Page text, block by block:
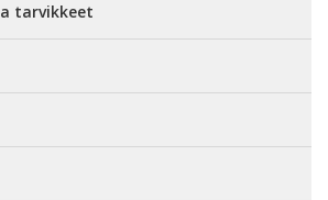
tarvikkeet